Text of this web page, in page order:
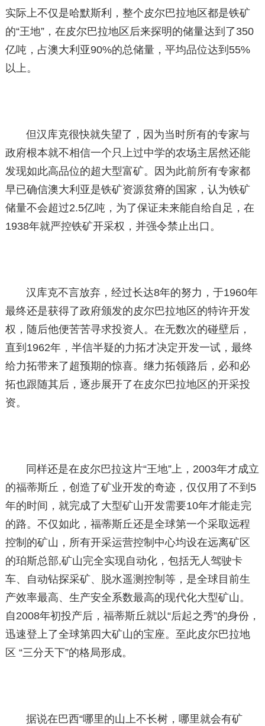
实际上不仅是哈默斯利，整个皮尔巴拉地区都是铁矿
的“王地”，在皮尔巴拉地区后来探明的储量达到了350
亿吨，占澳大利亚90%的总储量，平均品位达到55%
以上。
但汉库克很快就失望了，因为当时所有的专家与
政府根本就不相信一个只上过中学的农场主居然还能
发现如此高品位的超大型富矿。因为此前所有专家都
早已确信澳大利亚是铁矿资源贫瘠的国家，认为铁矿
储量不会超过2.5亿吨，为了保证未来能自给自足，在
1938年就严控铁矿开采权，并强令禁止出口。
汉库克不言放弃，经过长达8年的努力，于1960年
最终还是获得了政府颁发的皮尔巴拉地区的特许开发
权，随后他便苦苦寻求投资人。在无数次的碰壁后，
直到1962年，半信半疑的力拓才决定开发一试，最终
给力拓带来了超预期的惊喜。继力拓领路后，必和必
拓也跟随其后，逐步展开了在皮尔巴拉地区的开采投
资。
同样还是在皮尔巴拉这片“王地”上，2003年才成立
的福蒂斯丘，创造了矿业开发的奇迹，仅仅用了不到5
年的时间，就完成了大型矿山开发需要10年才能走完
的路。不仅如此，福蒂斯丘还是全球第一个采取远程
控制的矿山，所有开采运营控制中心均设在远离矿区
的珀斯总部,矿山完全实现自动化，包括无人驾驶卡
车、自动钻探采矿、脱水遥测控制等，是全球目前生
产效率最高、生产安全系数最高的现代化大型矿山。
自2008年初投产后，福蒂斯丘就以“后起之秀”的身份，
迅速登上了全球第四大矿山的宝座。至此皮尔巴拉地
区 “三分天下”的格局形成。
据说在巴西“哪里的山上不长树，哪里就会有矿